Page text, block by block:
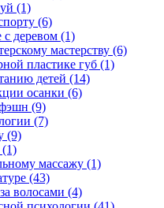
(1)
(6)
с деревом (1)
мастерству (6)
пластике губ (1)
детей (14)
осанки (6)
(9)
(7)
(9)
массажу (1)
(43)
волосами (4)